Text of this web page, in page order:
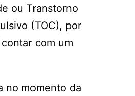
ou Transtorno
(TOC), por
com um
no momento da